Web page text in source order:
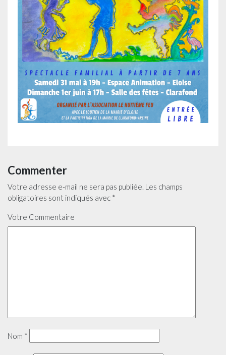
Commenter
Votre adresse e-mail ne sera pas publiée. Les champs
obligatoires sont indiqués avec *
Votre Commentaire
Nom *